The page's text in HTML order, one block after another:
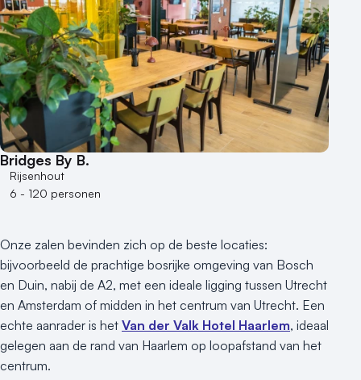
Bridges By B.
Rijsenhout
6 - 120 personen
Onze zalen bevinden zich op de beste locaties:
bijvoorbeeld de prachtige bosrijke omgeving van Bosch
en Duin, nabij de A2, met een ideale ligging tussen Utrecht
en Amsterdam of midden in het centrum van Utrecht. Een
echte aanrader is het Van der Valk Hotel Haarlem, ideaal
gelegen aan de rand van Haarlem op loopafstand van het
centrum.